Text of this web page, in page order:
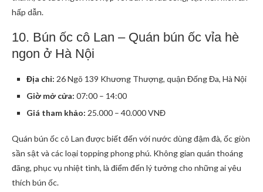
hấp dẫn.
10. Bún ốc cô Lan – Quán bún ốc vỉa hè
ngon ở Hà Nội
Địa chỉ: 26 Ngõ 139 Khương Thượng, quận Đống Đa, Hà Nội
Giờ mở cửa: 07:00 – 14:00
Giá tham khảo: 25.000 – 40.000 VNĐ
Quán bún ốc cô Lan được biết đến với nước dùng đậm đà, ốc giòn
sần sật và các loại topping phong phú. Không gian quán thoáng
đãng, phục vụ nhiệt tình, là điểm đến lý tưởng cho những ai yêu
thích bún ốc.